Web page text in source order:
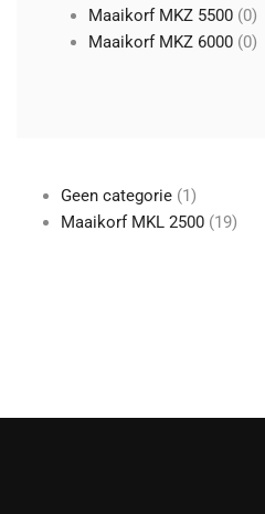
Maaikorf MKZ 5500 00
Maaikorf MKZ 6000 00
Geen categorie 11
product
Maaikorf MKL 2500 1919